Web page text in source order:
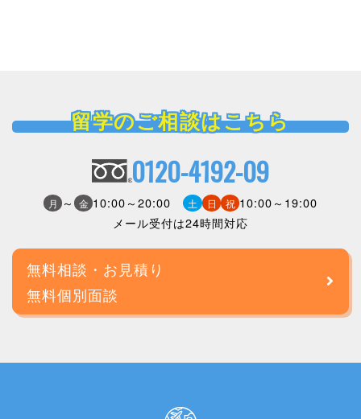
留学のご相談はこちら
0120-4192-09
月 ～ 金 10:00～20:00 土 日 祝 10:00～19:00
メール受付は24時間対応
無料相談・お見積り
無料個別面談